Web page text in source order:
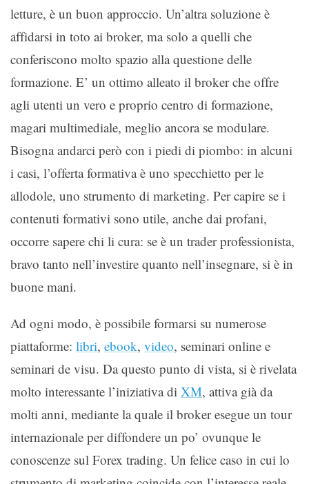
letture, è un buon approccio. Un’altra soluzione è
affidarsi in toto ai broker, ma solo a quelli che
conferiscono molto spazio alla questione delle
formazione. E’ un ottimo alleato il broker che offre
agli utenti un vero e proprio centro di formazione,
magari multimediale, meglio ancora se modulare.
Bisogna andarci però con i piedi di piombo: in alcuni
i casi, l’offerta formativa è uno specchietto per le
allodole, uno strumento di marketing. Per capire se i
contenuti formativi sono utile, anche dai profani,
occorre sapere chi li cura: se è un trader professionista,
bravo tanto nell’investire quanto nell’insegnare, si è in
buone mani.
Ad ogni modo, è possibile formarsi su numerose
piattaforme: libri, ebook, video, seminari online e
seminari de visu. Da questo punto di vista, si è rivelata
molto interessante l’iniziativa di XM, attiva già da
molti anni, mediante la quale il broker esegue un tour
internazionale per diffondere un po’ ovunque le
conoscenze sul Forex trading. Un felice caso in cui lo